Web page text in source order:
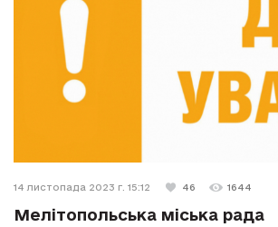
14 листопада 2023 г. 15:12 46 1644
Мелітопольська міська рада